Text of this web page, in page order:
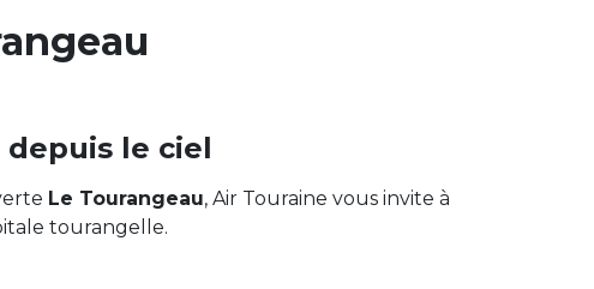
le ciel
Le Tourangeau, Air Touraine vous invite à
tourangelle.